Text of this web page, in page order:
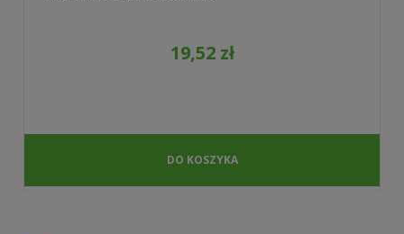
19,52 zł
DO KOSZYKA